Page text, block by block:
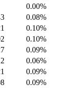
0.00%
0.08%
0.10%
0.10%
0.09%
0.06%
0.09%
0.09%